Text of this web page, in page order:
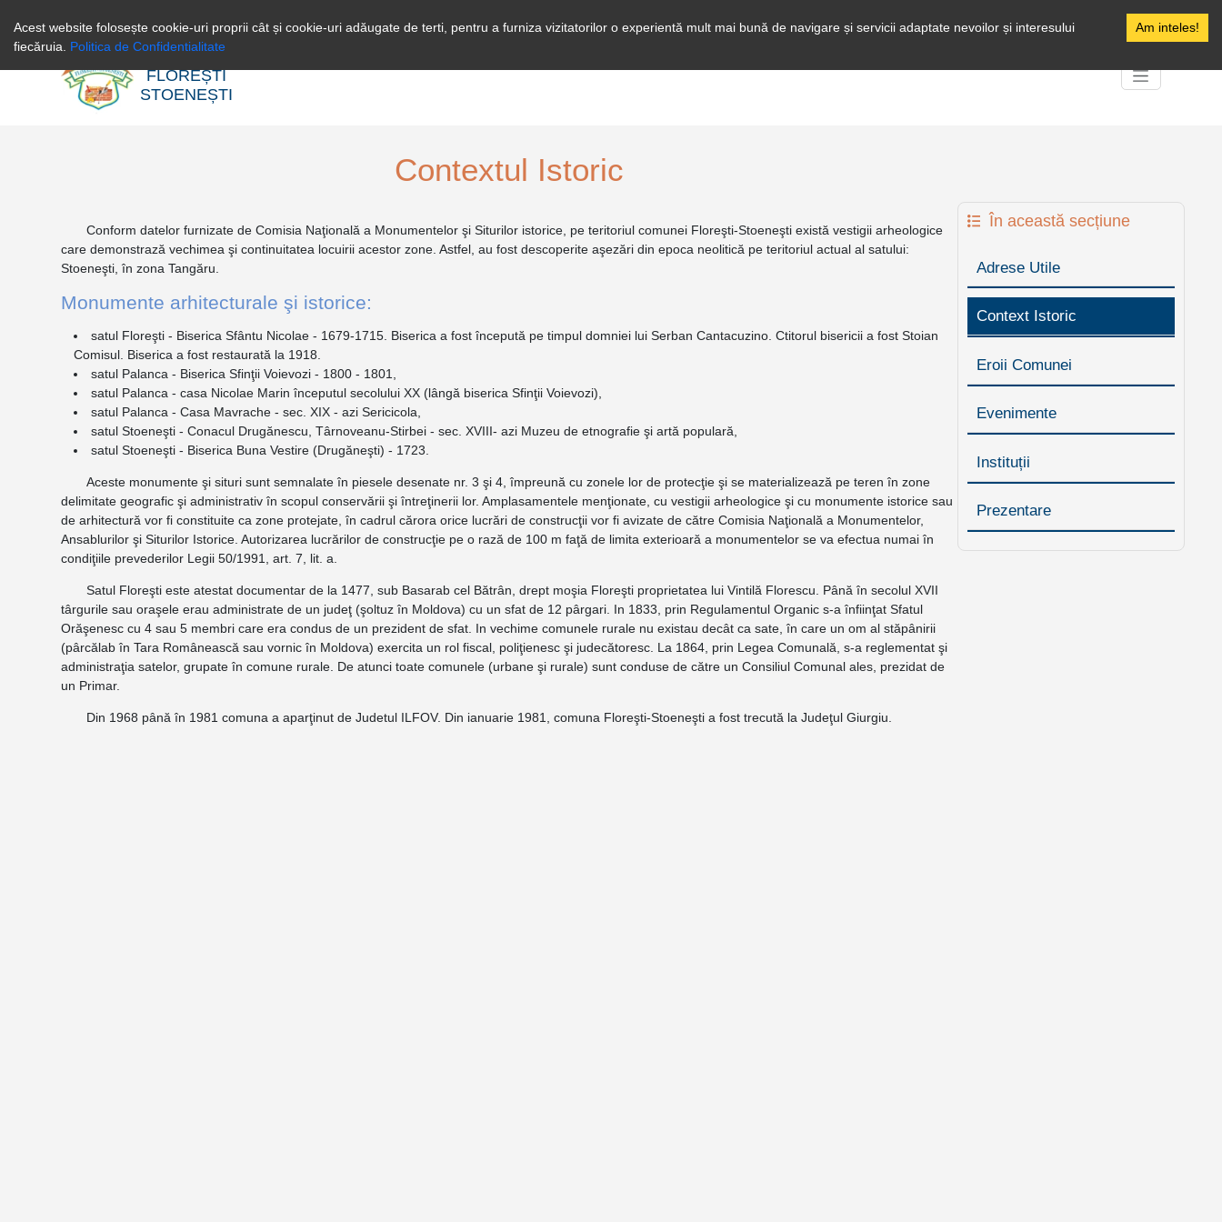
Facebook
PRIMĂRIA
FLOREȘTI
STOENEȘTI
Contextul Istoric
Conform datelor furnizate de Comisia Naţională a Monumentelor şi Siturilor istorice, pe teritoriul comunei Floreşti-Stoeneşti există vestigii arheologice
care demonstrază vechimea şi continuitatea locuirii acestor zone. Astfel, au fost descoperite aşezări din epoca neolitică pe teritoriul actual al satului:
Stoeneşti, în zona Tangăru.
Monumente arhitecturale şi istorice:
satul Floreşti - Biserica Sfântu Nicolae - 1679-1715. Biserica a fost începută pe timpul domniei lui Serban Cantacuzino. Ctitorul bisericii a fost Stoian
Comisul. Biserica a fost restaurată la 1918.
satul Palanca - Biserica Sfinţii Voievozi - 1800 - 1801,
satul Palanca - casa Nicolae Marin începutul secolului XX (lângă biserica Sfinţii Voievozi),
satul Palanca - Casa Mavrache - sec. XIX - azi Sericicola,
satul Stoeneşti - Conacul Drugănescu, Târnoveanu-Stirbei - sec. XVIII- azi Muzeu de etnografie şi artă populară,
satul Stoeneşti - Biserica Buna Vestire (Drugăneşti) - 1723.
Aceste monumente şi situri sunt semnalate în piesele desenate nr. 3 şi 4, împreună cu zonele lor de protecţie şi se materializează pe teren în zone
delimitate geografic şi administrativ în scopul conservării şi întreţinerii lor. Amplasamentele menţionate, cu vestigii arheologice şi cu monumente istorice sau
de arhitectură vor fi constituite ca zone protejate, în cadrul cărora orice lucrări de construcţii vor fi avizate de către Comisia Naţională a Monumentelor,
Ansablurilor şi Siturilor Istorice. Autorizarea lucrărilor de construcţie pe o rază de 100 m faţă de limita exterioară a monumentelor se va efectua numai în
condiţiile prevederilor Legii 50/1991, art. 7, lit. a.
Satul Floreşti este atestat documentar de la 1477, sub Basarab cel Bătrân, drept moşia Floreşti proprietatea lui Vintilă Florescu. Până în secolul XVII
târgurile sau oraşele erau administrate de un judeţ (şoltuz în Moldova) cu un sfat de 12 pârgari. In 1833, prin Regulamentul Organic s-a înfiinţat Sfatul
Orăşenesc cu 4 sau 5 membri care era condus de un prezident de sfat. In vechime comunele rurale nu existau decât ca sate, în care un om al stăpânirii
(pârcălab în Tara Românească sau vornic în Moldova) exercita un rol fiscal, poliţienesc şi judecătoresc. La 1864, prin Legea Comunală, s-a reglementat şi
administraţia satelor, grupate în comune rurale. De atunci toate comunele (urbane şi rurale) sunt conduse de către un Consiliul Comunal ales, prezidat de
un Primar.
Din 1968 până în 1981 comuna a aparţinut de Judetul ILFOV. Din ianuarie 1981, comuna Floreşti-Stoeneşti a fost trecută la Judeţul Giurgiu.
În această secțiune
Adrese Utile
Context Istoric
Eroii Comunei
Evenimente
Instituții
Prezentare
Acest website folosește cookie-uri proprii cât și cookie-uri adăugate de terti, pentru a furniza vizitatorilor o experientă mult mai bună de navigare și servicii adaptate nevoilor și interesului
fiecăruia.
Politica de Confidentialitate
Am inteles!